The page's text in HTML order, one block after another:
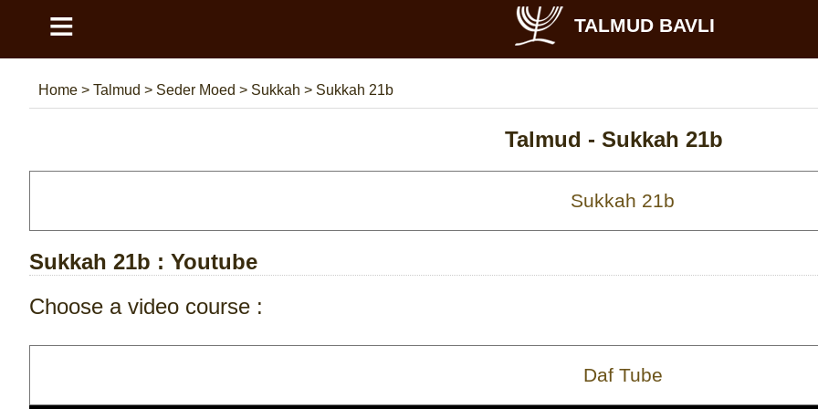
≡ TALMUD BAVLI
Home > Talmud > Seder Moed > Sukkah > Sukkah 21b
Talmud - Sukkah 21b
Sukkah 21b : Youtube
Choose a video course :